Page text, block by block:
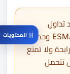
تداول
الفوركس وCFD بالرافعة. قواعد ESMA وحماية
ولا تمنع
تتحمل
المحتويات